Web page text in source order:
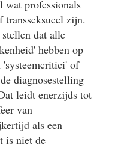
wat professionals
zijn.
dat alle
hebben op
'systeemcritici' of
diagnosestelling
leidt enerzijds tot
van
als een
is niet de